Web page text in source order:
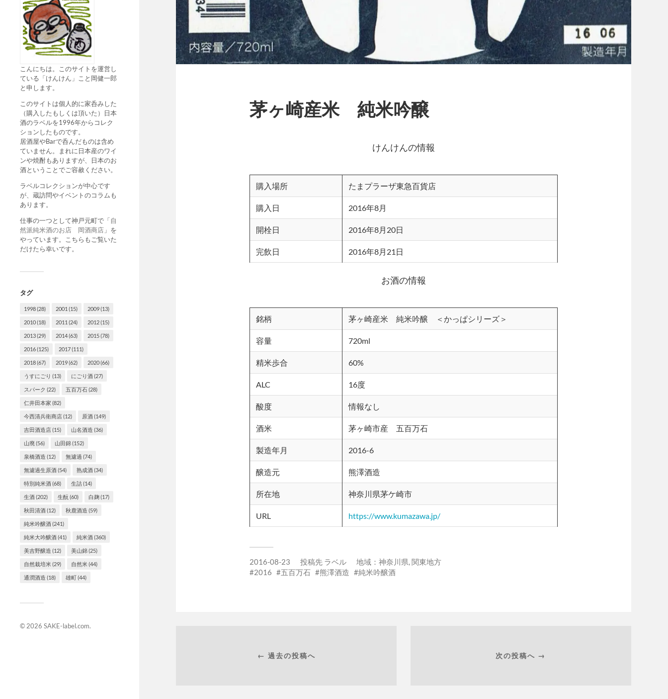
こんにちは。このサイトを運営し
ている「けんけん」こと岡健一郎
と申します。
このサイトは個人的に家呑みした
（購入したもしくは頂いた）日本
酒のラベルを1996年からコレク
ションしたものです。
居酒屋やBarで呑んだものは含め
ていません。まれに日本産のワイ
ンや焼酎もありますが、日本のお
酒ということでご容赦ください。
ラベルコレクションが中心です
が、蔵訪問やイベントのコラムも
あります。
仕事の一つとして神戸元町で「自
然派純米酒のお店 岡酒商店 」を
やっています。こちらもご覧いた
だけたら幸いです。
タグ
1998(28) 2001 (15) 2009(13)
2010(18) 2011 (24) 2012(15)
2013(29) 2014(63) 2015(78)
2016(125) 2017(111)
2018(67) 2019(62) 2020(66)
うすにごり (13) にごり酒(27)
スパーク (22) 五百万石(28)
仁井田本家 (82)
今西清兵衛商店(12) 原酒(149)
吉田酒造店(15) 山名酒造 (36)
山廃(56) 山田錦(152)
泉橋酒造 (12) 無濾過 (74)
無濾過生原酒(54) 熟成酒(34)
特別純米酒(68) 生詰(14)
生酒(202) 生酛 (60) 白麹(17)
秋田清酒(12) 秋鹿酒造 (59)
純米吟醸酒(241)
純米大吟醸酒(41) 純米酒(360)
美吉野醸造 (12) 美山錦(25)
自然栽培米(29) 自然米(44)
通潤酒造 (18) 雄町(44)
© 2026 SAKE-label.com.
茅ヶ崎産米 純米吟醸
けんけんの情報
購入場所 たまプラーザ東急百貨店
購入日 2016年8月
開栓日 2016年8月20日
完飲日 2016年8月21日
お酒の情報
銘柄 茅ヶ崎産米 純米吟醸 ＜かっぱシリーズ＞
容量 720ml
精米歩合 60%
ALC 16度
酸度 情報なし
酒米 茅ヶ崎市産 五百万石
製造年月 2016-6
醸造元 熊澤酒造
所在地 神奈川県茅ケ崎市
URL https://www.kumazawa.jp/
2016-08-23 投稿先 ラベル 地域： 神奈川県, 関東地方
2016
五百万石 熊澤酒造 純米吟醸酒
← 過去の投稿へ 次の投稿へ →